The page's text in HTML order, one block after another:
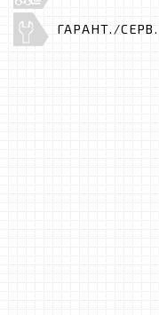
ГАРАНТ./СЕРВ.